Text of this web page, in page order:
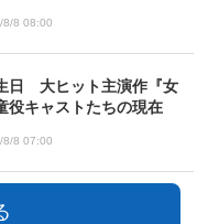
8/8 08:00
日 大ヒット主演作『女
役キャストたちの現在
8/8 07:00